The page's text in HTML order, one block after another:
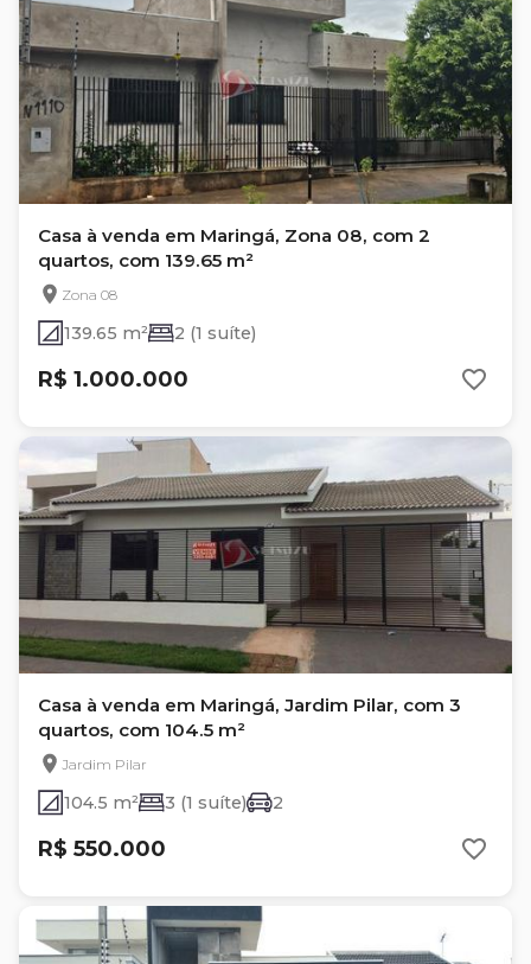
Casa à venda em Maringá, Zona 08, com 2
quartos, com 139.65 m²
Zona 08
139.65 m² 2 (1 suíte)
R$ 1.000.000
Casa à venda em Maringá, Jardim Pilar, com 3
quartos, com 104.5 m²
Jardim Pilar
104.5 m² 3 (1 suíte) 2
R$ 550.000